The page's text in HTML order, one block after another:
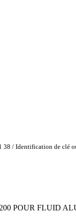
38 / Identification de clé
POUR FLUID